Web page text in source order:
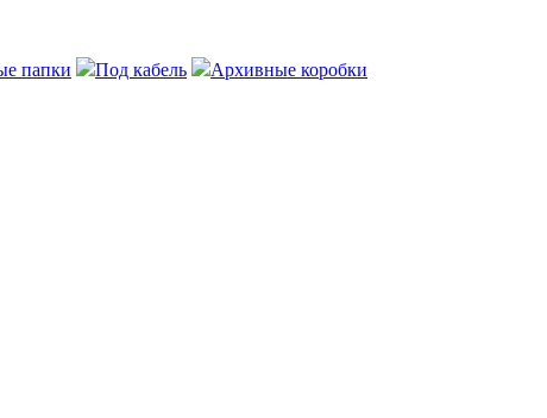
папки Под кабель
Архивные коробки